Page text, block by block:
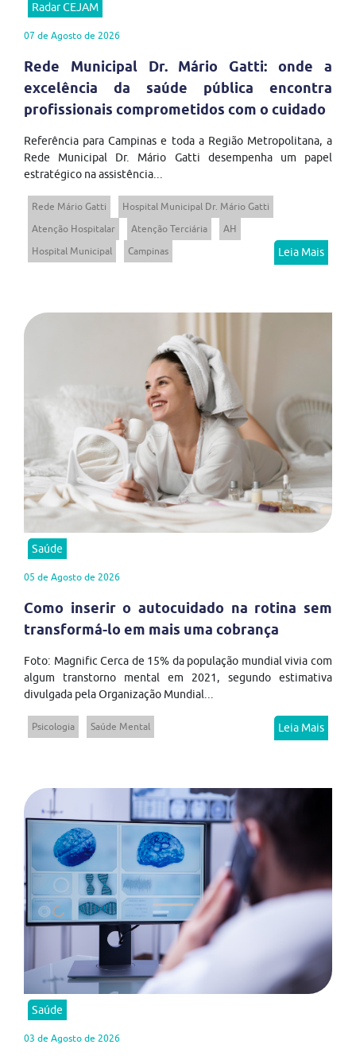
Radar CEJAM
07 de Agosto de 2026
Rede Municipal Dr. Mário Gatti: onde a
excelência da saúde pública encontra
profissionais comprometidos com o cuidado
Referência para Campinas e toda a Região Metropolitana, a
Rede Municipal Dr. Mário Gatti desempenha um papel
estratégico na assistência...
Rede Mário Gatti
Hospital Municipal Dr. Mário Gatti
Atenção Hospitalar
Atenção Terciária
AH
Hospital Municipal
Campinas Leia Mais
Saúde
05 de Agosto de 2026
Como inserir o autocuidado na rotina sem
transformá-lo em mais uma cobrança
Foto: Magnific Cerca de 15% da população mundial vivia com
algum transtorno mental em 2021, segundo estimativa
divulgada pela Organização Mundial...
Psicologia Saúde Mental Leia Mais
Saúde
03 de Agosto de 2026